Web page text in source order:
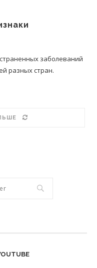
заболеваний
разных стран.